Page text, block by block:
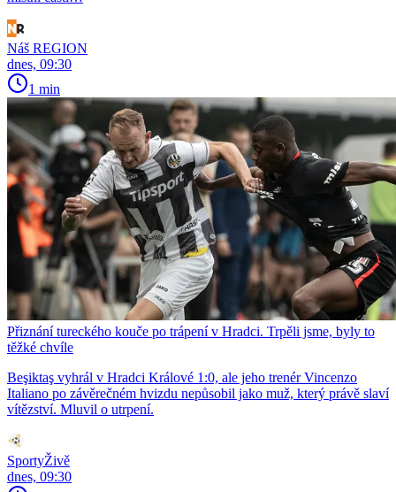
Náš REGION
dnes, 09:30
1 min
Přiznání tureckého kouče po trápení v Hradci. Trpěli jsme, byly to
těžké chvíle
Beşiktaş vyhrál v Hradci Králové 1:0, ale jeho trenér Vincenzo
Italiano po závěrečném hvizdu nepůsobil jako muž, který právě slaví
vítězství. Mluvil o utrpení.
SportyŽivě
dnes, 09:30